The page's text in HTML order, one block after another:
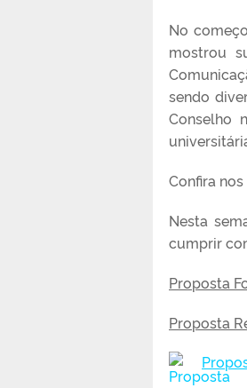
No
mostrou
sendo
Conselho
Confira
Nesta
cumprir
Proposta
Proposta